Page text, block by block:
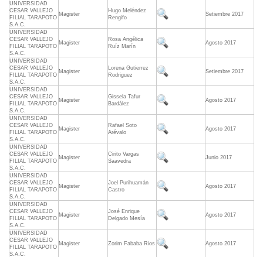
UNIVERSIDAD
CESAR VALLEJO
FILIAL TARAPOTO
S.A.C.
Magister
Hugo Meléndez
Rengifo
Setiembre 2017
UNIVERSIDAD
CESAR VALLEJO
FILIAL TARAPOTO
S.A.C.
Magister
Rosa Angélica
Ruíz Marín
Agosto 2017
UNIVERSIDAD
CESAR VALLEJO
FILIAL TARAPOTO
S.A.C.
Magister
Lorena Gutierrez
Rodriguez
Setiembre 2017
UNIVERSIDAD
CESAR VALLEJO
FILIAL TARAPOTO
S.A.C.
Magister
Gissela Tafur
Bardález
Agosto 2017
UNIVERSIDAD
CESAR VALLEJO
FILIAL TARAPOTO
S.A.C.
Magister
Rafael Soto
Arévalo
Agosto 2017
UNIVERSIDAD
CESAR VALLEJO
FILIAL TARAPOTO
S.A.C.
Magister
Cirito Vargas
Saavedra
Junio 2017
UNIVERSIDAD
CESAR VALLEJO
FILIAL TARAPOTO
S.A.C.
Magister
Joel Purihuamán
Castro
Agosto 2017
UNIVERSIDAD
CESAR VALLEJO
FILIAL TARAPOTO
S.A.C.
Magister
José Enrique
Delgado Mesía
Agosto 2017
UNIVERSIDAD
CESAR VALLEJO
FILIAL TARAPOTO
S.A.C.
Magister Zorim Fababa Rios Agosto 2017